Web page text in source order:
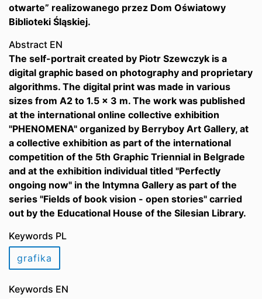
otwarte” realizowanego przez Dom Oświatowy
Biblioteki Śląskiej.
Abstract EN
The self-portrait created by Piotr Szewczyk is a
digital graphic based on photography and proprietary
algorithms. The digital print was made in various
sizes from A2 to 1.5 x 3 m. The work was published
at the international online collective exhibition
"PHENOMENA" organized by Berryboy Art Gallery, at
a collective exhibition as part of the international
competition of the 5th Graphic Triennial in Belgrade
and at the exhibition individual titled "Perfectly
ongoing now" in the Intymna Gallery as part of the
series "Fields of book vision - open stories" carried
out by the Educational House of the Silesian Library.
Keywords PL
grafika
Keywords EN